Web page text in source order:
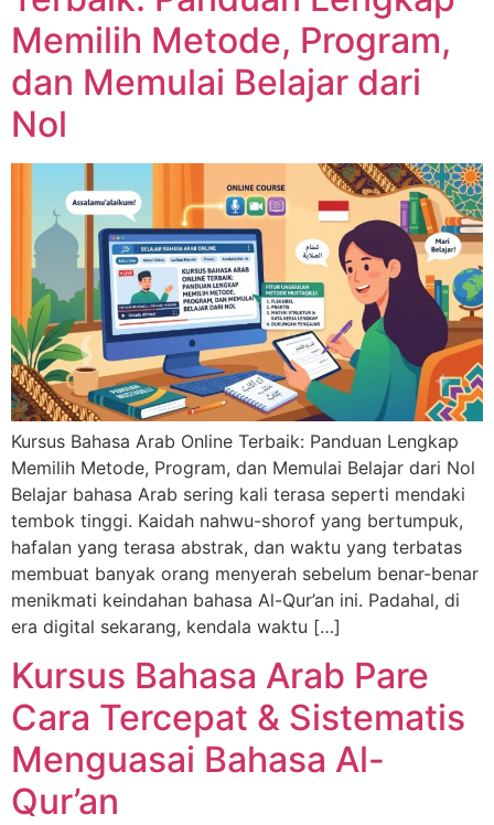
Memilih Metode, Program,
dan Memulai Belajar dari
Nol
Kursus Bahasa Arab Online Terbaik: Panduan Lengkap
Memilih Metode, Program, dan Memulai Belajar dari Nol
Belajar bahasa Arab sering kali terasa seperti mendaki
tembok tinggi. Kaidah nahwu-shorof yang bertumpuk,
hafalan yang terasa abstrak, dan waktu yang terbatas
membuat banyak orang menyerah sebelum benar-benar
menikmati keindahan bahasa Al-Qur’an ini. Padahal, di
era digital sekarang, kendala waktu […]
Kursus Bahasa Arab Pare
Cara Tercepat & Sistematis
Menguasai Bahasa Al-
Qur’an